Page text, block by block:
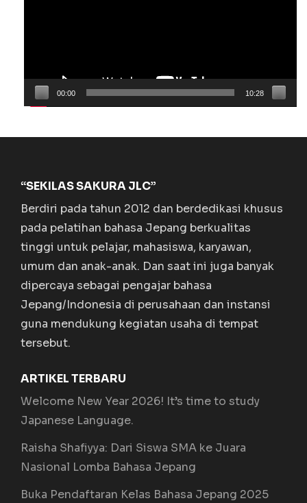
00:00 10:28
“SEKILAS SAKURA JLC”
Berdiri pada tahun 2012 dan berdedikasi khusus
pada pelatihan bahasa Jepang berkualitas
tinggi untuk pelajar, mahasiswa, karyawan,
umum dan anak-anak. Dan saat ini juga banyak
dipercaya sebagai pengajar bahasa
Jepang/Indonesia di perusahaan dan instansi
guna mendukung kegiatan usaha di tempat
tersebut.
ARTIKEL TERBARU
Welcome New Year 2026! It’s time to study
Japanese Language.
Raisha Shafiyya: Dari Siswa SMA ke Juara
Nasional Lomba Bahasa Jepang
Buka Pendaftaran Kelas Bahasa Jepang 2025